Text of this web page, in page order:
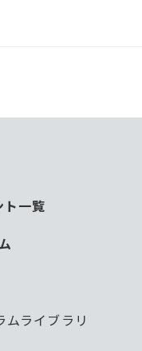
ト一覧
ムライブラリ